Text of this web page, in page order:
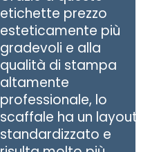
etichette prezzo
esteticamente più
gradevoli e alla
qualità di stampa
altamente
professionale, lo
scaffale ha un layout
standardizzato e